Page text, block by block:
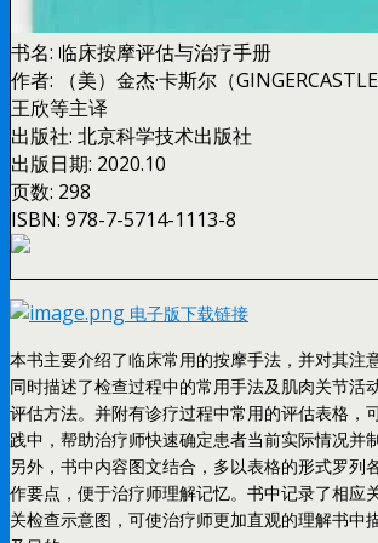
书名: 临床按摩评估与治疗手册
作者:
（美）金杰·卡斯尔（
王欣等主译
出版社: 北京科学技术出版社
出版日期: 2020.10
页数: 298
ISBN: 978-7-5714-1113-8
电子版下载链接
本书主要介绍了临床常用的按摩手法，并对其注
同时描述了检查过程中的常用手法及肌肉关节活
评估方法。并附有诊疗过程中常用的评估表格，
践中，帮助治疗师快速确定患者当前实际情况并
另外，书中内容图文结合，多以表格的形式罗列
作要点，便于治疗师理解记忆。书中记录了相应
关检查示意图，可使治疗师更加直观的理解书中